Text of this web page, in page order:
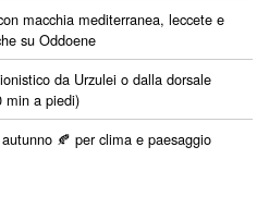
macchia mediterranea, leccete e
su Oddoene
da Urzulei o dalla dorsale
min a piedi)
🍂 per clima e paesaggio